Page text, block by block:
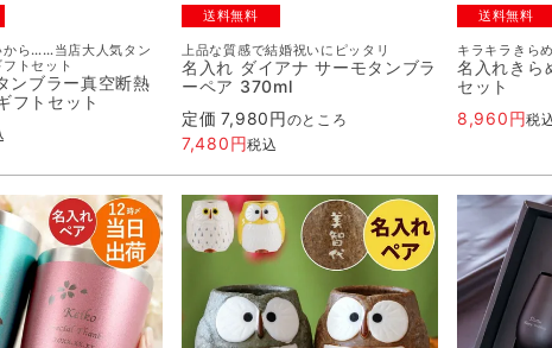
から……当店大人気タン
トセット
ンブラー真空断熱
フトセット
送料無料
上品な質感で結婚祝いにピッタリ
名入れ ダイアナ サーモタンブラ
ーペア 370ml
定価 7,980 のところ
7,480 税込
送料無料
キラキラきら
名入れきら
セット
8,960
税